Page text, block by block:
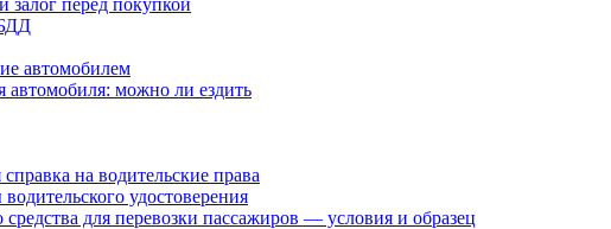
перед покупкой
автомобилем
автомобиля: можно ли ездить
на водительские права
удостоверения
для перевозки пассажиров — условия и образец